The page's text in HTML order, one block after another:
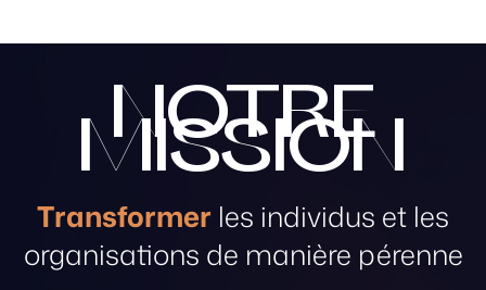
NOTRE
MISSION
Transformer les individus et les
organisations de manière pérenne